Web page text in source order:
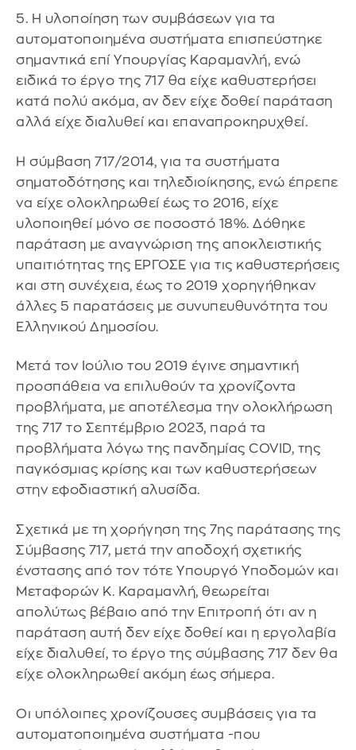
5. Η υλοποίηση των συμβάσεων για τα
αυτοματοποιημένα συστήματα επισπεύστηκε
σημαντικά επί Υπουργίας Καραμανλή, ενώ
ειδικά το έργο της 717 θα είχε καθυστερήσει
κατά πολύ ακόμα, αν δεν είχε δοθεί παράταση
αλλά είχε διαλυθεί και επαναπροκηρυχθεί.
Η σύμβαση 717/2014, για τα συστήματα
σηματοδότησης και τηλεδιοίκησης, ενώ έπρεπε
να είχε ολοκληρωθεί έως το 2016, είχε
υλοποιηθεί μόνο σε ποσοστό 18%. Δόθηκε
παράταση με αναγνώριση της αποκλειστικής
υπαιτιότητας της ΕΡΓΟΣΕ για τις καθυστερήσεις
και στη συνέχεια, έως το 2019 χορηγήθηκαν
άλλες 5 παρατάσεις με συνυπευθυνότητα του
Ελληνικού Δημοσίου.
Μετά τον Ιούλιο του 2019 έγινε σημαντική
προσπάθεια να επιλυθούν τα χρονίζοντα
προβλήματα, με αποτέλεσμα την ολοκλήρωση
της 717 το Σεπτέμβριο 2023, παρά τα
προβλήματα λόγω της πανδημίας COVID, της
παγκόσμιας κρίσης και των καθυστερήσεων
στην εφοδιαστική αλυσίδα.
Σχετικά με τη χορήγηση της 7ης παράτασης της
Σύμβασης 717, μετά την αποδοχή σχετικής
ένστασης από τον τότε Υπουργό Υποδομών και
Μεταφορών Κ. Καραμανλή, θεωρείται
απολύτως βέβαιο από την Επιτροπή ότι αν η
παράταση αυτή δεν είχε δοθεί και η εργολαβία
είχε διαλυθεί, το έργο της σύμβασης 717 δεν θα
είχε ολοκληρωθεί ακόμη έως σήμερα.
Οι υπόλοιπες χρονίζουσες συμβάσεις για τα
αυτοματοποιημένα συστήματα -που